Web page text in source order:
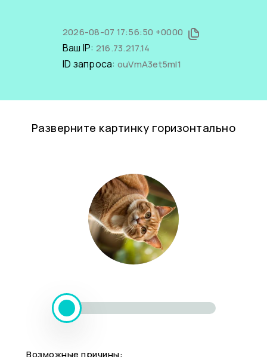
2026-08-07 17:56:50 +0000
Ваш IP: 216.73.217.14
ID запроса: ouVmA3et5mI1
Разверните картинку горизонтально
Возможные причины: